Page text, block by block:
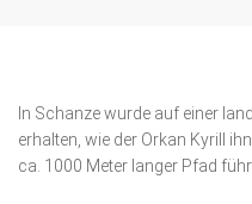
In Schanze wurde auf einer
erhalten, wie der Orkan Kyrill
ca. 1000 Meter langer Pfad